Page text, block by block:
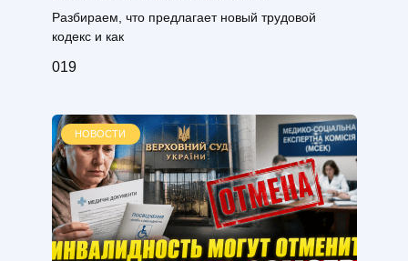
Разбираем, что предлагает новый трудовой
кодекс и как
019
НОВОСТИ